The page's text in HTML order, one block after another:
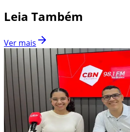
Leia Também
Ver mais